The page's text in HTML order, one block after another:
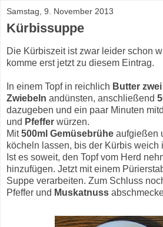
Samstag, 9. November 2013
Kürbissuppe
Die Kürbiszeit ist zwar leider schon
komme erst jetzt zu diesem Eintrag.
In einem Topf in reichlich Butter
Zwiebeln andünsten, anschließend
dazugeben und ein paar Minuten
und Pfeffer würzen.
Mit500ml Gemüsebrühe aufgießen
köcheln lassen, bis der Kürbis weich
Ist es soweit, den Topf vom Herd
hinzufügen. Jetzt mit einem
Suppe verarbeiten. Zum Schluss
Pfeffer und Muskatnuss